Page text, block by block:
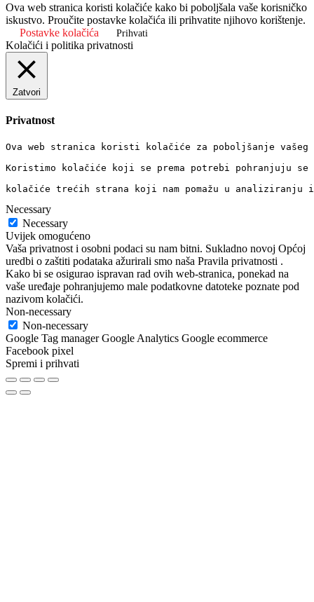
Ova web stranica koristi kolačiće kako bi poboljšala vaše korisničko
iskustvo. Proučite postavke kolačića ili prihvatite njihovo korištenje.
Postavke kolačića
Prihvati
Kolačići i politika privatnosti
Zatvori
Privatnost
Ova web stranica koristi kolačiće za poboljšanje
Koristimo kolačiće koji se prema potrebi pohranjuju
kolačiće trećih strana koji nam pomažu u
Necessary
Necessary
Uvijek omogućeno
Vaša privatnost i osobni podaci su nam bitni. Sukladno novoj Općoj
uredbi o zaštiti podataka ažurirali smo naša Pravila privatnosti .
Kako bi se osigurao ispravan rad ovih web-stranica, ponekad na
vaše uređaje pohranjujemo male podatkovne datoteke poznate pod
nazivom kolačići.
Non-necessary
Non-necessary
Google Tag manager Google Analytics Google ecommerce
Facebook pixel
Spremi i prihvati